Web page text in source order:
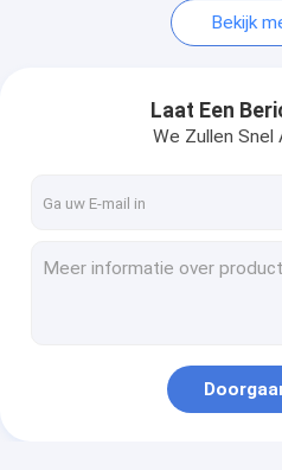
Draagbare Zonnegenerators
Zonnevloedlicht
Zonne Lichte Uitrustingen
Draagbaar Zonne het
Bekijk
Laat Een
We Zullen Snel